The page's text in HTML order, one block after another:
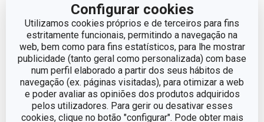
Configurar cookies
Utilizamos cookies próprios e de terceiros para fins
estritamente funcionais, permitindo a navegação na
web, bem como para fins estatísticos, para lhe mostrar
publicidade (tanto geral como personalizada) com base
num perfil elaborado a partir dos seus hábitos de
navegação (ex. páginas visitadas), para otimizar a web
e poder avaliar as opiniões dos produtos adquiridos
pelos utilizadores. Para gerir ou desativar esses
cookies, clique no botão "configurar". Pode obter mais